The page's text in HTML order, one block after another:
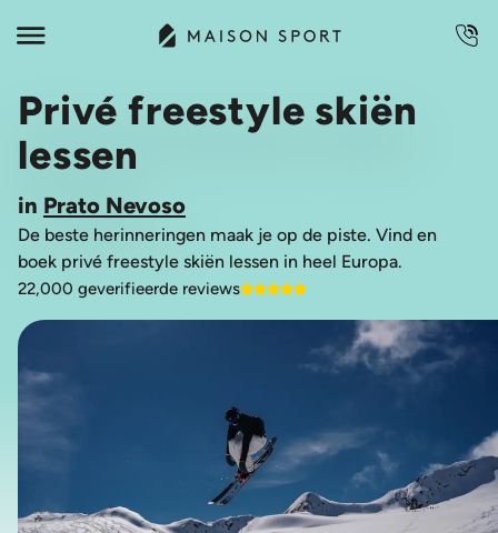
Privé freestyle skiën
lessen
in Prato Nevoso
De beste herinneringen maak je op de piste. Vind en
boek privé freestyle skiën lessen in heel Europa.
22,000 geverifieerde reviews